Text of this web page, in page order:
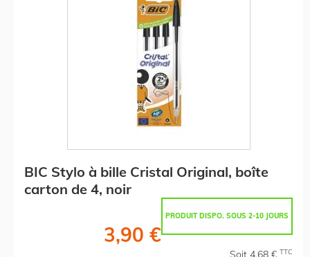
BIC Stylo à bille Cristal Original, boîte
carton de 4, noir
PRODUIT DISPO. SOUS 2-10 JOURS
3,90 €
Soit 4,68 € TTC